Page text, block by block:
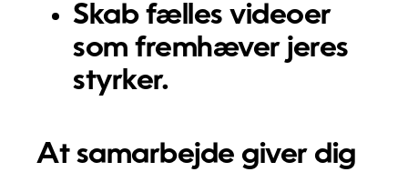
Skab fælles videoer
som fremhæver jeres
styrker.
At samarbejde giver dig